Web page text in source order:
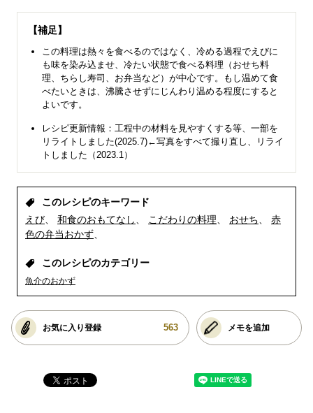
【補足】
この料理は熱々を食べるのではなく、冷める過程でえびに
も味を染み込ませ、冷たい状態で食べる料理（おせち料
理、ちらし寿司、お弁当など）が中心です。もし温めて食
べたいときは、沸騰させずにじんわり温める程度にすると
よいです。
レシピ更新情報：工程中の材料を見やすくする等、一部を
リライトしました(2025.7)←写真をすべて撮り直し、リライ
トしました（2023.1）
このレシピのキーワード
えび
和食のおもてなし こだわりの料理 おせち
赤
色の弁当おかず
このレシピのカテゴリー
魚介のおかず
お気に入り登録 563 メモを追加